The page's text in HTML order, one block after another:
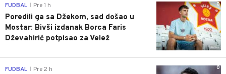
0
FUDBAL Pre 1 h
Poredili ga sa Džekom, sad došao u
Mostar: Bivši izdanak Borca Faris
Dževahirić potpisao za Velež
0
FUDBAL Pre 2 h